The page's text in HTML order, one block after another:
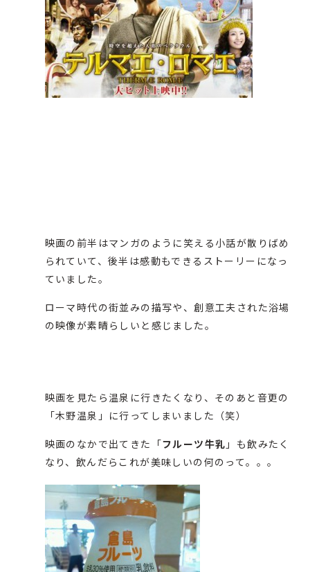
映画の前半はマンガのように笑える小話が散りばめ
られていて、後半は感動もできるストーリーになっ
ていました。
ローマ時代の街並みの描写や、創意工夫された浴場
の映像が素晴らしいと感じました。
映画を見たら温泉に行きたくなり、そのあと音更の
「木野温泉」に行ってしまいました（笑）
映画のなかで出てきた「フルーツ牛乳 」も飲みたく
なり、飲んだらこれが美味しいの何のって。。。